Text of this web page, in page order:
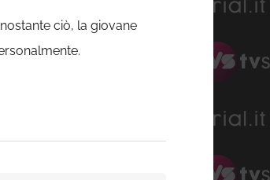
ciò, la giovane